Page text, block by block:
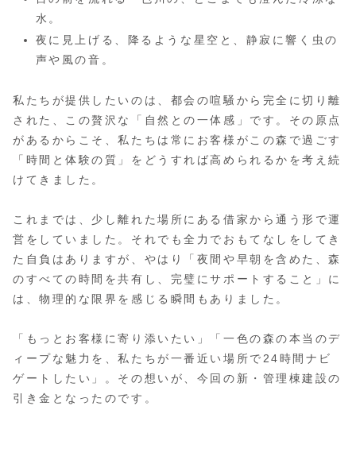
水。
夜に見上げる、降るような星空と、静寂に響く虫の
声や風の音。
私たちが提供したいのは、都会の喧騒から完全に切り離
された、この贅沢な「自然との一体感」です。その原点
があるからこそ、私たちは常にお客様がこの森で過ごす
「時間と体験の質」をどうすれば高められるかを考え続
けてきました。
これまでは、少し離れた場所にある借家から通う形で運
営をしていました。それでも全力でおもてなしをしてき
た自負はありますが、やはり「夜間や早朝を含めた、森
のすべての時間を共有し、完璧にサポートすること」に
は、物理的な限界を感じる瞬間もありました。
「もっとお客様に寄り添いたい」「一色の森の本当のデ
ィープな魅力を、私たちが一番近い場所で24時間ナビ
ゲートしたい」。その想いが、今回の新・管理棟建設の
引き金となったのです。